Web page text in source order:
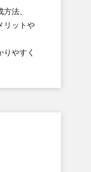
法、​
リットや​
やすく​